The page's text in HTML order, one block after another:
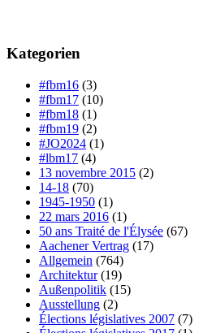
Kategorien
#fbm16 (3)
#fbm17 (10)
#fbm18 (1)
#fbm19 (2)
#JO2024 (1)
#lbm17 (4)
13 novembre 2015 (2)
14-18 (70)
1945-1950 (1)
22 mars 2016 (1)
50 ans Traité de l'Élysée (67)
Aachener Vertrag (17)
Allgemein (764)
Architektur(19)
Außenpolitik (15)
Ausstellung (2)
Élections législatives 2007 (7)